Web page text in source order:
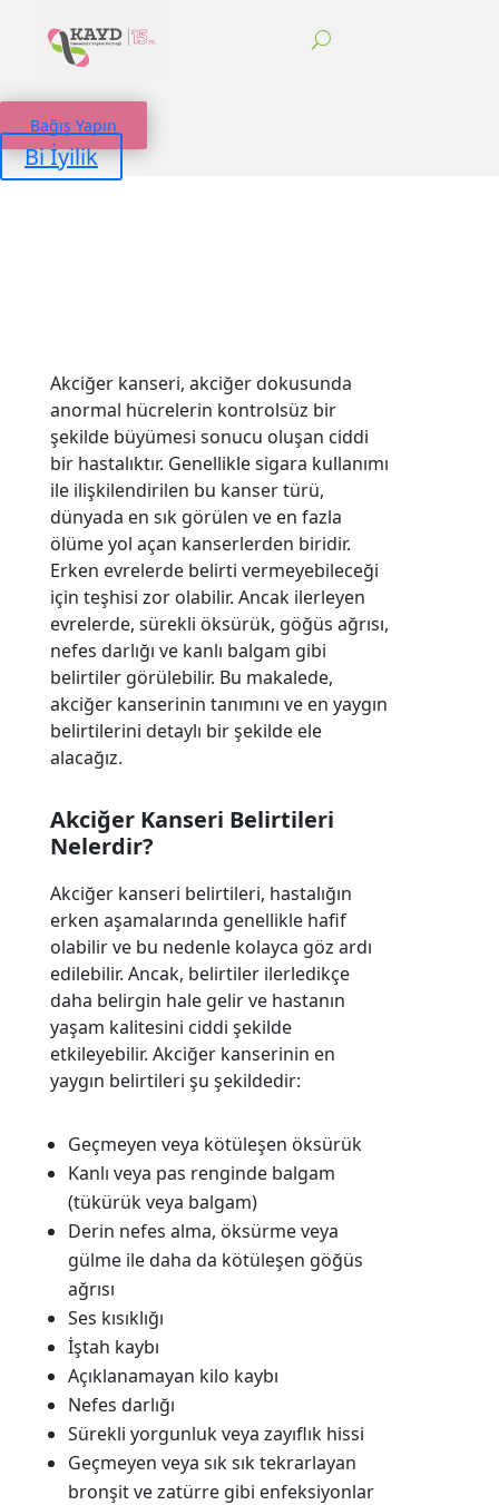
Bağış Yapın
Bi İyilik
Akciğer kanseri, akciğer dokusunda
anormal hücrelerin kontrolsüz bir
şekilde büyümesi sonucu oluşan ciddi
bir hastalıktır. Genellikle sigara kullanımı
ile ilişkilendirilen bu kanser türü,
dünyada en sık görülen ve en fazla
ölüme yol açan kanserlerden biridir.
Erken evrelerde belirti vermeyebileceği
için teşhisi zor olabilir. Ancak ilerleyen
evrelerde, sürekli öksürük, göğüs ağrısı,
nefes darlığı ve kanlı balgam gibi
belirtiler görülebilir. Bu makalede,
akciğer kanserinin tanımını ve en yaygın
belirtilerini detaylı bir şekilde ele
alacağız.
Akciğer Kanseri Belirtileri
Nelerdir?
Akciğer kanseri belirtileri, hastalığın
erken aşamalarında genellikle hafif
olabilir ve bu nedenle kolayca göz ardı
edilebilir. Ancak, belirtiler ilerledikçe
daha belirgin hale gelir ve hastanın
yaşam kalitesini ciddi şekilde
etkileyebilir. Akciğer kanserinin en
yaygın belirtileri şu şekildedir:
Geçmeyen veya kötüleşen öksürük
Kanlı veya pas renginde balgam
(tükürük veya balgam)
Derin nefes alma, öksürme veya
gülme ile daha da kötüleşen göğüs
ağrısı
Ses kısıklığı
İştah kaybı
Açıklanamayan kilo kaybı
Nefes darlığı
Sürekli yorgunluk veya zayıflık hissi
Geçmeyen veya sık sık tekrarlayan
bronşit ve zatürre gibi enfeksiyonlar